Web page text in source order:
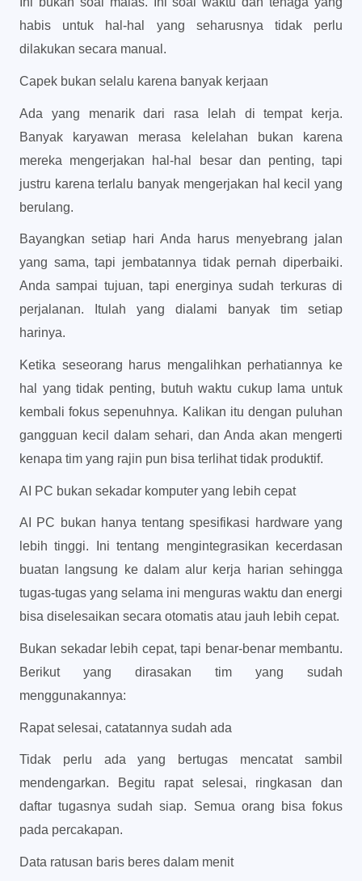
habis untuk hal-hal yang seharusnya tidak perlu
dilakukan secara manual.
Capek bukan selalu karena banyak kerjaan
Ada yang menarik dari rasa lelah di tempat kerja.
Banyak karyawan merasa kelelahan bukan karena
mereka mengerjakan hal-hal besar dan penting, tapi
justru karena terlalu banyak mengerjakan hal kecil yang
berulang.
Bayangkan setiap hari Anda harus menyebrang jalan
yang sama, tapi jembatannya tidak pernah diperbaiki.
Anda sampai tujuan, tapi energinya sudah terkuras di
perjalanan. Itulah yang dialami banyak tim setiap
harinya.
Ketika seseorang harus mengalihkan perhatiannya ke
hal yang tidak penting, butuh waktu cukup lama untuk
kembali fokus sepenuhnya. Kalikan itu dengan puluhan
gangguan kecil dalam sehari, dan Anda akan mengerti
kenapa tim yang rajin pun bisa terlihat tidak produktif.
AI PC bukan sekadar komputer yang lebih cepat
AI PC bukan hanya tentang spesifikasi hardware yang
lebih tinggi. Ini tentang mengintegrasikan kecerdasan
buatan langsung ke dalam alur kerja harian sehingga
tugas-tugas yang selama ini menguras waktu dan energi
bisa diselesaikan secara otomatis atau jauh lebih cepat.
Bukan sekadar lebih cepat, tapi benar-benar membantu.
Berikut yang dirasakan tim yang sudah
menggunakannya:
Rapat selesai, catatannya sudah ada
Tidak perlu ada yang bertugas mencatat sambil
mendengarkan. Begitu rapat selesai, ringkasan dan
daftar tugasnya sudah siap. Semua orang bisa fokus
pada percakapan.
Data ratusan baris beres dalam menit